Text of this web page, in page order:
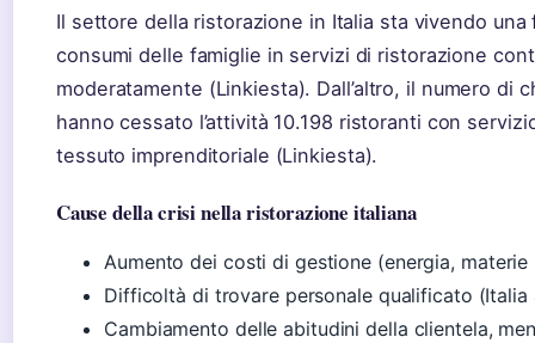
Il settore della ristorazione in Italia sta vivendo
consumi delle famiglie in servizi di ristorazione
moderatamente (Linkiesta). Dall’altro, il numero di
hanno cessato l’attività 10.198 ristoranti con
tessuto imprenditoriale (Linkiesta).
Cause della crisi nella ristorazione italiana
Aumento dei costi di gestione (energia,
Difficoltà di trovare personale qualificato (Italia
Cambiamento delle abitudini della clientela,